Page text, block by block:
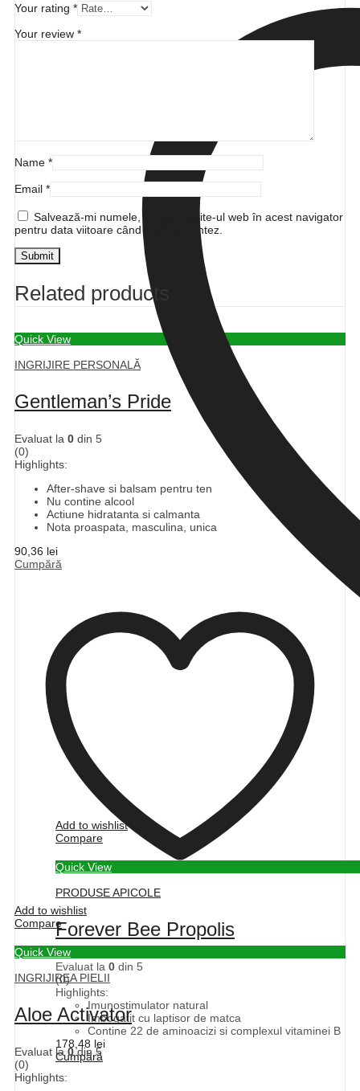
Add to wishlist
Compare
Quick View
PRODUSE APICOLE
Forever Bee Propolis
Evaluat la 0 din 5
(0)
Highlights:
Imunostimulator natural
Imbogatit cu laptisor de matca
Contine 22 de aminoacizi si complexul vitaminei B
178,48 lei
Cumpără
Your rating *
Your review *
Name *
Email *
Salvează-mi numele, emailul și site-ul web în acest navigator
pentru data viitoare când o să comentez.
Related products
Quick View
INGRIJIRE PERSONALĂ
Gentleman’s Pride
Evaluat la 0 din 5
(0)
Highlights:
After-shave si balsam pentru ten
Nu contine alcool
Actiune hidratanta si calmanta
Nota proaspata, masculina, unica
90,36 lei
Cumpără
Add to wishlist
Compare
Quick View
INGRIJIREA PIELII
Aloe Activator
Evaluat la0din 5
(0)
Highlights: